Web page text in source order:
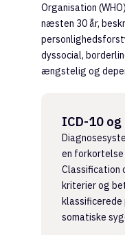
Organisation
næsten 30 år,
dyssocial,
ængstelig og
ICD-10
en
Classification
kriterier og
klassificerede
somatiske